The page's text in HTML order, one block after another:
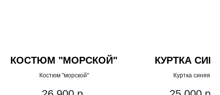
КОСТЮМ "МОРСКОЙ"
Костюм "морской"
КУРТКА
Куртка синяя